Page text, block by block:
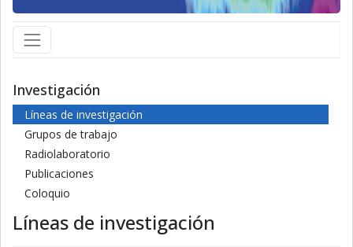
Investigación
Líneas de investigación
Grupos de trabajo
Radiolaboratorio
Publicaciones
Coloquio
Líneas de investigación